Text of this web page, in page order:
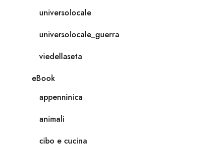
universolocale
universolocale_guerra
viedellaseta
eBook
appenninica
animali
cibo e cucina